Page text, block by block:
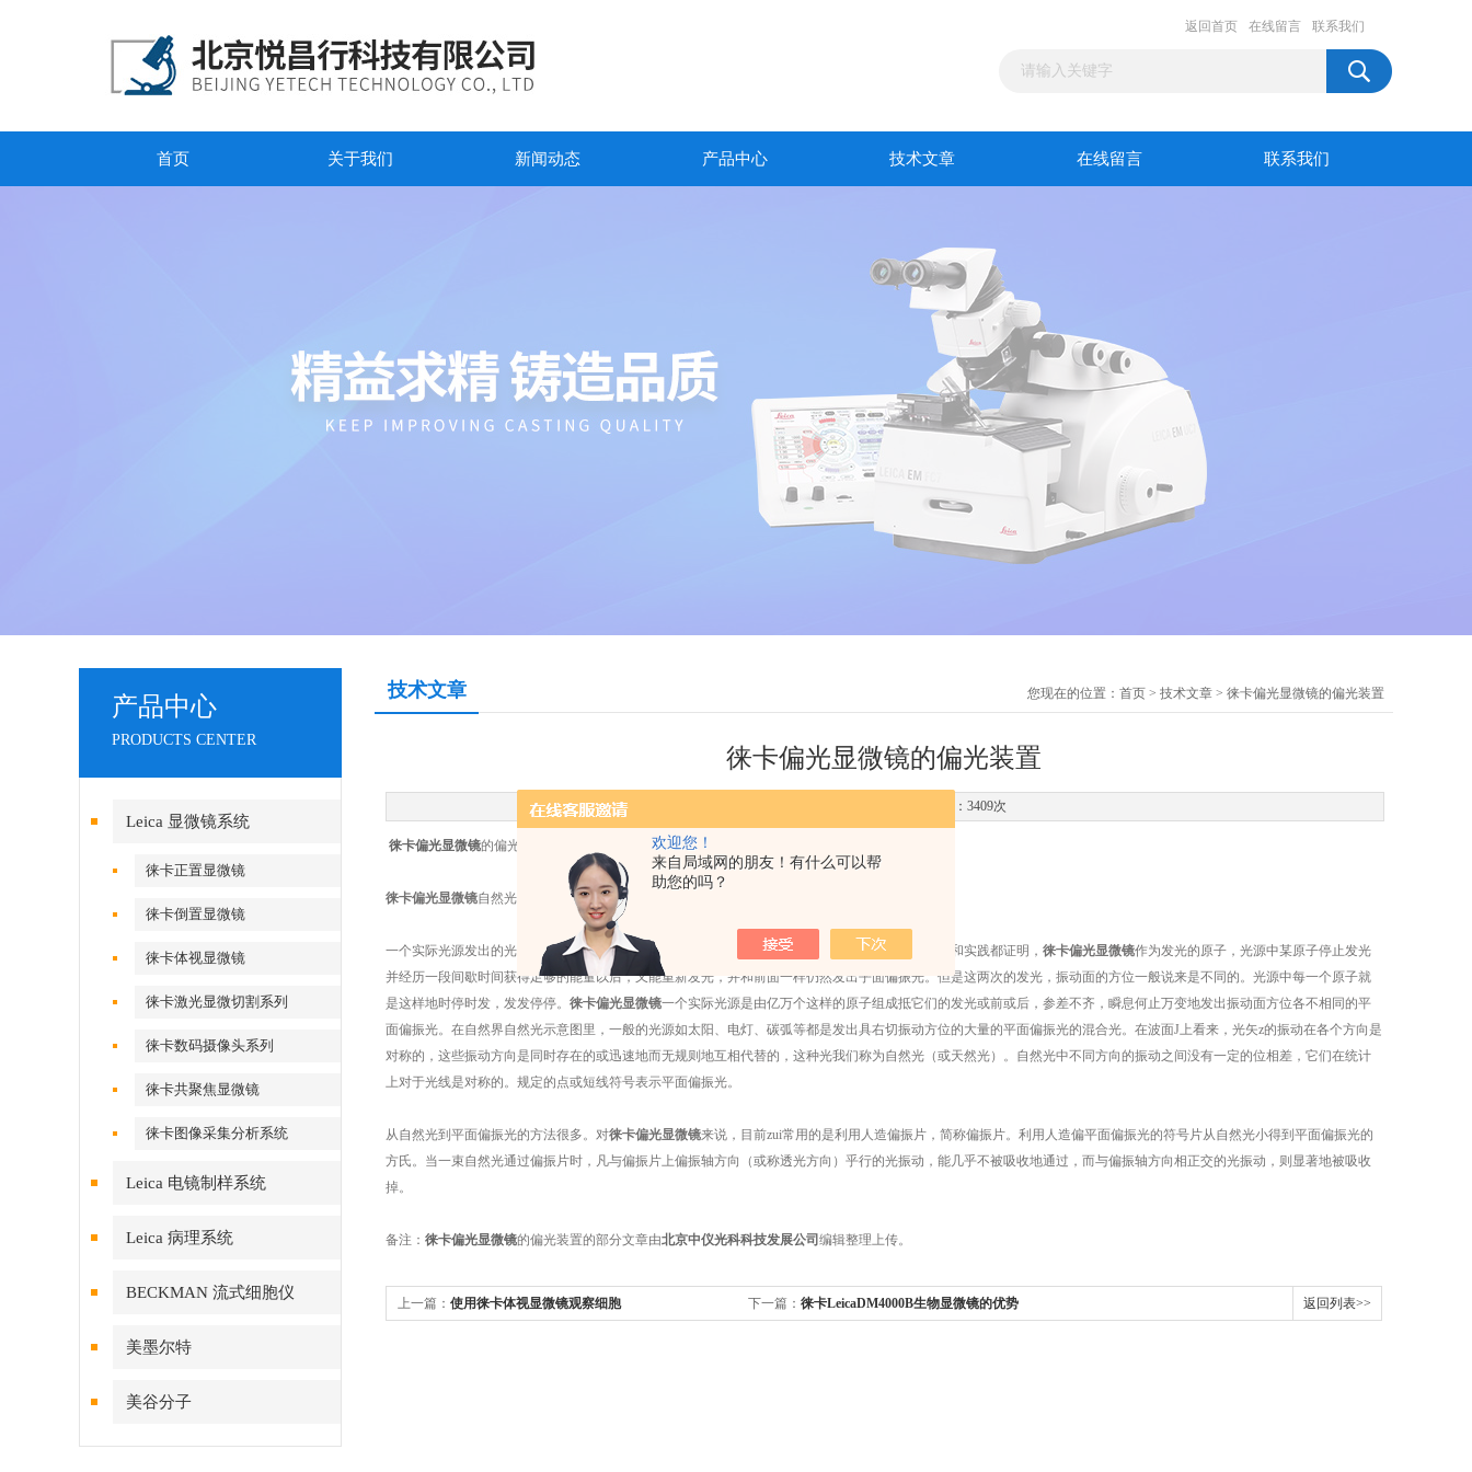
欢迎您！
来自局域网的朋友！有什么可以帮
助您的吗？
返回首页 在线留言 联系我们
首页 关于我们 新闻动态 产品中心 技术文章 在线留言 联系我们
产品中心
PRODUCTS CENTER
Leica 显微镜系统
徕卡正置显微镜
徕卡倒置显微镜
徕卡体视显微镜
徕卡激光显微切割系列
徕卡数码摄像头系列
徕卡共聚焦显微镜
徕卡图像采集分析系统
Leica 电镜制样系统
Leica 病理系统
BECKMAN 流式细胞仪
美墨尔特
美谷分子
技术文章 您现在的位置： 首页 > 技术文章 > 徕卡偏光显微镜的偏光装置
徕卡偏光显微镜的偏光装置
更新时间：2013-06-08 点击次数：3409次
徕卡偏光显微镜的偏光装置
徕卡偏光显微镜自然光和平面偏振光、偏振片
一个实际光源发出的光波是由大量原子（或分子、离子）辐射出来的电磁波的叠加。光的电磁理论和实践都证明， 徕卡偏光显微镜作为发光的原子，光源中某原子停止发光
并经历一段间歇时间获得足够的能量以后，又能重新发光，并和前面一样仍然发出乎面偏振光。但是这两次的发光，振动面的方位一般说来是不同的。光源中每一个原子就
是这样地时停时发，发发停停。 徕卡偏光显微镜一个实际光源是由亿万个这样的原子组成抵它们的发光或前或后，参差不齐，瞬息何止万变地发出振动面方位各不相同的平
面偏振光。在自然界自然光示意图里，一般的光源如太阳、电灯、碳弧等都是发出具右切振动方位的大量的平面偏振光的混合光。在波面J上看来，光矢z的振动在各个方向是
对称的，这些振动方向是同时存在的或迅速地而无规则地互相代替的，这种光我们称为自然光（或天然光）。自然光中不同方向的振动之间没有一定的位相差，它们在统计
上对于光线是对称的。规定的点或短线符号表示平面偏振光。
从自然光到平面偏振光的方法很多。对徕卡偏光显微镜来说，目前zui常用的是利用人造偏振片，简称偏振片。利用人造偏平面偏振光的符号片从自然光小得到平面偏振光的
方氏。当一束自然光通过偏振片时，凡与偏振片上偏振轴方向（或称透光方向）乎行的光振动，能几乎不被吸收地通过，而与偏振轴方向相正交的光振动，则显著地被吸收
掉。
备注： 徕卡偏光显微镜的偏光装置的部分文章由北京中仪光科科技发展公司 编辑整理上传。
上一篇： 使用徕卡体视显微镜观察细胞 下一篇： 徕卡LeicaDM4000B生物显微镜的优势 返回列表>>